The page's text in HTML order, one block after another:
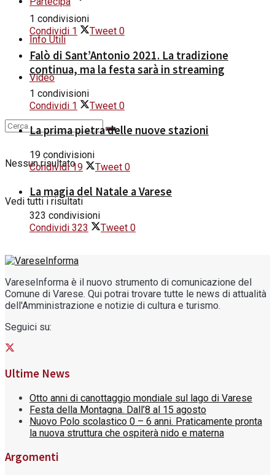
Info Utili
Video
Nessun risultato
Vedi tutti i risultati
1 condivisioni
Condividi 1 Tweet 0
Falò di Sant’Antonio 2021. La tradizione
continua, ma la festa sarà in streaming
1 condivisioni
Condividi 1 Tweet 0
La prima pietra delle nuove stazioni
19 condivisioni
Condividi 19 Tweet 0
La magia del Natale a Varese
323 condivisioni
Condividi 323 Tweet 0
VareseInforma è il nuovo strumento di comunicazione del
Comune di Varese. Qui potrai trovare tutte le news di attualità
dell'Amministrazione e notizie di cultura e turismo.
Seguici su:
Ultime News
Otto anni di canottaggio mondiale sul lago di Varese
Festa della Montagna. Dall’8 al 15 agosto
Nuovo Polo scolastico 0 – 6 anni. Praticamente pronta
la nuova struttura che ospiterà nido e materna
Argomenti